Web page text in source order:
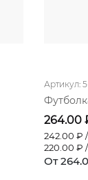
Артикул:
264.00
242.00 ₽
220.00 ₽
От